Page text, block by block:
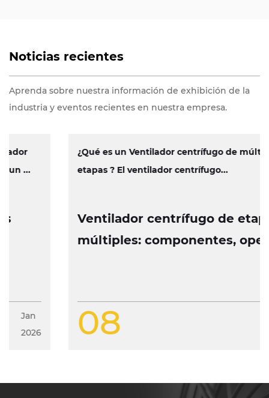
Noticias recientes
Aprenda sobre nuestra información de exhibición de la
industria y eventos recientes en nuestra empresa.
Ventilador centrífugo de etapas
múltiples: componentes, operación
¿Qué es un Ventilador centrífugo de múltiples
etapas ? El ventilador centrífugo...
08